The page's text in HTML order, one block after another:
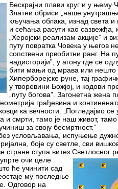
Бескрајни плави круг и у њему
Златни обриси „наше
кључања облака, изнад света
и сећања расути као сазвежђа,
„Херојски реализам акције” и
путу повратка Човека у његов
сопствени првобитни ранг. На
надисторији”, у агону где се
бити мањи од мрава или нешто
Хиперборејске руне, тај
у творевини Божјој, и кодови
„путу богова”. Загонетна жена
грађевина и
ка вечности. „Погледајмо
и смрти, тамо је наш живот,
за своју бесмртност.”
условљавања, испуњење
боје су светле, сви
стране ступа витез Светлосног
упрте очи целе
ће учинити сад
му последње
Одговор на